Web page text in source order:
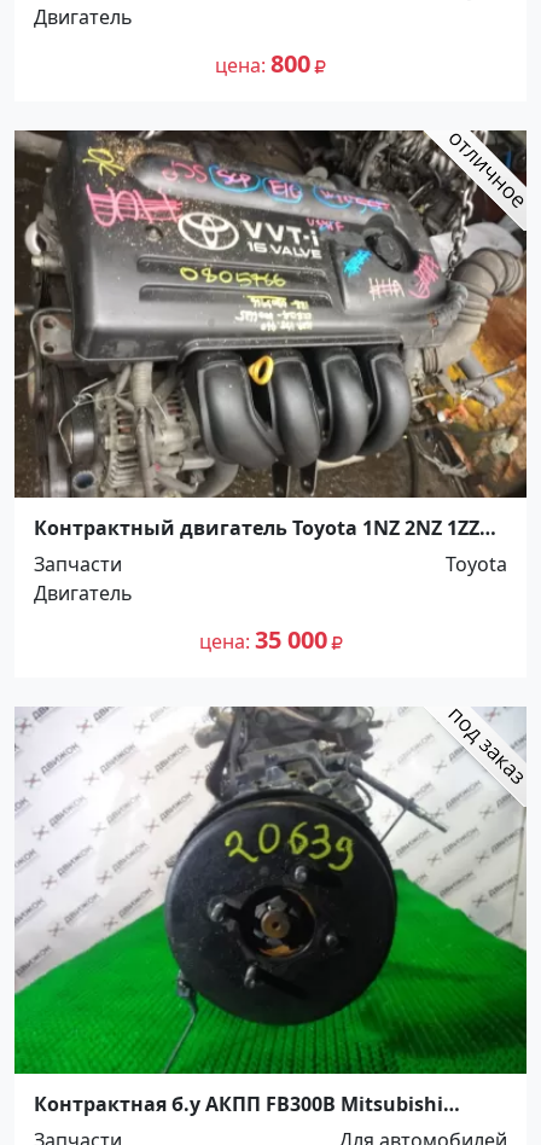
Двигатель
цена 800
Контрактный двигатель Toyota 1NZ 2NZ 1ZZ
Краснодар
Запчасти
Toyota
Двигатель
цена 35 000
Контрактная б.у АКПП FB300B Mitsubishi
Краснодар